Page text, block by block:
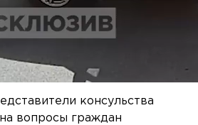
консульства
вопросы граждан